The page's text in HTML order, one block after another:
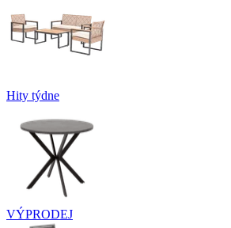
Hity týdne
VÝPRODEJ